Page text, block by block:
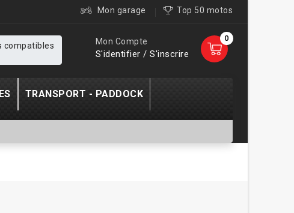
Mon garage Top 50 motos
0
Mon Compte
S'identifier / S'inscrire
compatibles
TRANSPORT - PADDOCK